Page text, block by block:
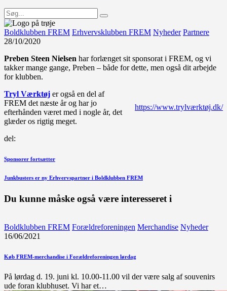
Boldklubben FREM Erhvervsklubben FREM Nyheder Partnere
28/10/2020
Preben Steen Nielsen har forlænget sit sponsorat i FREM, og vi
takker mange gange, Preben – både for dette, men også dit arbejde
for klubben.
https://www.trylværktøj.dk/
Tryl Værktøj er også en del af
FREM det næste år og har jo
efterhånden været med i nogle år, det
glæder os rigtig meget.
del:
Indlægsnavigation
Forrige
Sponsorer fortsætter
Næste
Junkbusters er ny Erhvervspartner i Boldklubben FREM
Du kunne måske også være interesseret i
Boldklubben FREM Forældreforeningen Merchandise Nyheder
16/06/2021
Køb FREM-merchandise i Forældreforeningen lørdag
På lørdag d. 19. juni kl. 10.00-11.00 vil der være salg af souvenirs
ude foran klubhuset. Vi har et…